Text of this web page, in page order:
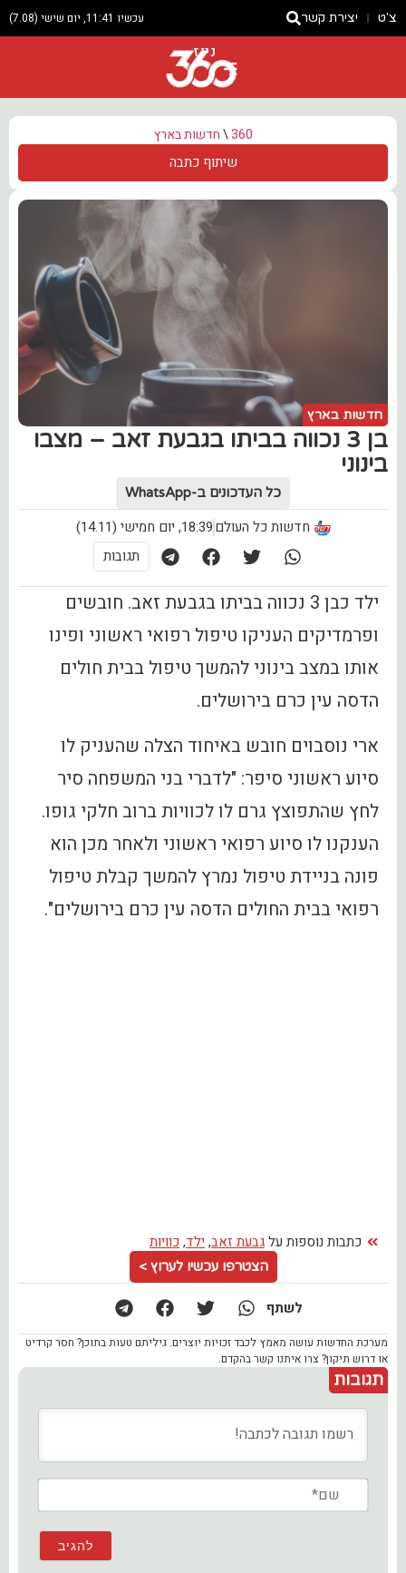
צ'ט יצירת קשר עכשיו 11:41, יום שישי (7.08)
ניוז
360
\חדשות בארץ
שיתוף כתבה
חדשות בארץ
בן 3 נכווה בביתו בגבעת זאב – מצבו
בינוני
כל העדכונים ב-WhatsApp
חדשות כל העולם18:39, יום חמישי (14.11)
תגובות
ילד כבן 3 נכווה בביתו בגבעת זאב. חובשים
ופרמדיקים העניקו טיפול רפואי ראשוני ופינו
אותו במצב בינוני להמשך טיפול בבית חולים
הדסה עין כרם בירושלים.
ארי נוסבוים חובש באיחוד הצלה שהעניק לו
סיוע ראשוני סיפר: "לדברי בני המשפחה סיר
לחץ שהתפוצץ גרם לו לכוויות ברוב חלקי גופו.
הענקנו לו סיוע רפואי ראשוני ולאחר מכן הוא
פונה בניידת טיפול נמרץ להמשך קבלת טיפול
רפואי בבית החולים הדסה עין כרם בירושלים".
כתבות נוספות עלגבעת זאב, ילד, כוויות
הצטרפו עכשיו לערוץ >
לשתף
מערכת החדשות עושה מאמץ לכבד זכויות יוצרים. גיליתם טעות בתוכן? חסר קרדיט
או דרוש תיקון? צרו איתנו קשר בהקדם.
תגובות